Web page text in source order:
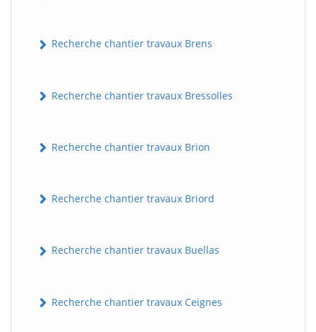
Recherche chantier travaux Brens
Recherche chantier travaux Bressolles
Recherche chantier travaux Brion
Recherche chantier travaux Briord
Recherche chantier travaux Buellas
Recherche chantier travaux Ceignes